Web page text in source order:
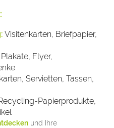
Visitenkarten, Briefpapier,
Flyer,
Servietten, Tassen,
Papierprodukte,
und Ihre